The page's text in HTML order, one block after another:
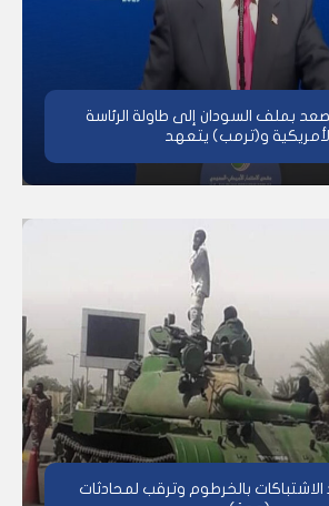
بملف السودان إلى طاولة الرئاسة
الأمريكية و(ترمب) يتعهد
الاشتباكات بالخرطوم وترقب لمحادثات